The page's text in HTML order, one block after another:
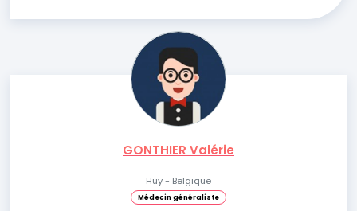
GONTHIER Valérie
Huy - Belgique
Médecin généraliste